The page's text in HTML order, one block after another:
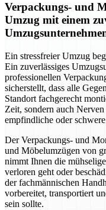
Verpackungs- und
Umzug mit einem
Ein stressfreier Umzug
Ein zuverlässiges
professionellen
sicherstellt, dass alle
Standort fachgerecht
Zeit, sondern auch
empfindliche oder
Der Verpackungs- und
und Möbelumzügen von
nimmt Ihnen die
verloren geht oder
der fachmännischen
vorbereitet, transportiert
sein sollte.